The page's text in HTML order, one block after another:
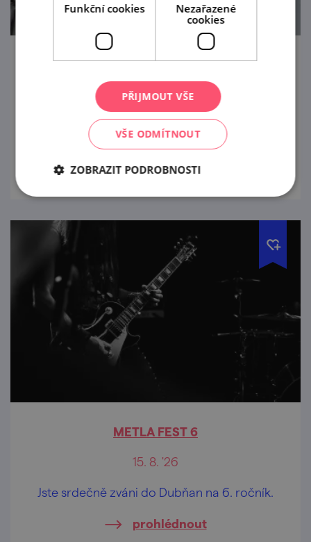
Na kole do Bojanovic
12. 6. — 13. 9. '26
Tož, stavte sa všecí na pohárek!
METLA FEST 6
15. 8. '26
Jste srdečně zváni do Dubňan na 6. ročník.
prohlédnout
Funkční cookies
Nezařazené
cookies
PŘIJMOUT VŠE
VŠE ODMÍTNOUT
ZOBRAZIT PODROBNOSTI